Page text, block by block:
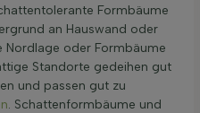
Formbäume
an Hauswand oder
Nordlage oder Formbäume
Standorte gedeihen gut
und passen gut zu
. Schattenformbäume und